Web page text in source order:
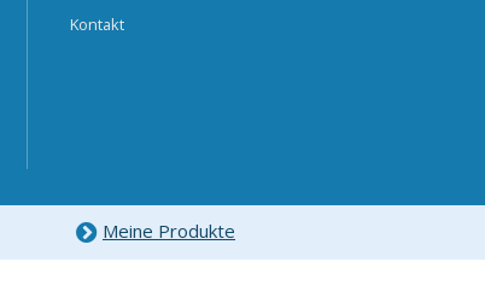
Kontakt
Meine Produkte